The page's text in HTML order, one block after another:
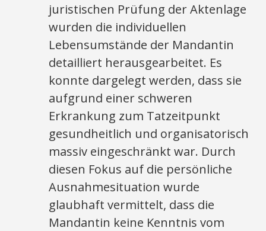
juristischen Prüfung der Aktenlage
wurden die individuellen
Lebensumstände der Mandantin
detailliert herausgearbeitet. Es
konnte dargelegt werden, dass sie
aufgrund einer schweren
Erkrankung zum Tatzeitpunkt
gesundheitlich und organisatorisch
massiv eingeschränkt war. Durch
diesen Fokus auf die persönliche
Ausnahmesituation wurde
glaubhaft vermittelt, dass die
Mandantin keine Kenntnis vom